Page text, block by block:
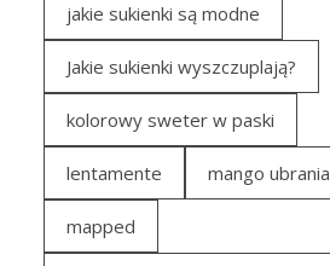
jakie sukienki są modne
Jakie sukienki wyszczuplają?
kolorowy sweter w paski
lentamente mango ubrania
mapped